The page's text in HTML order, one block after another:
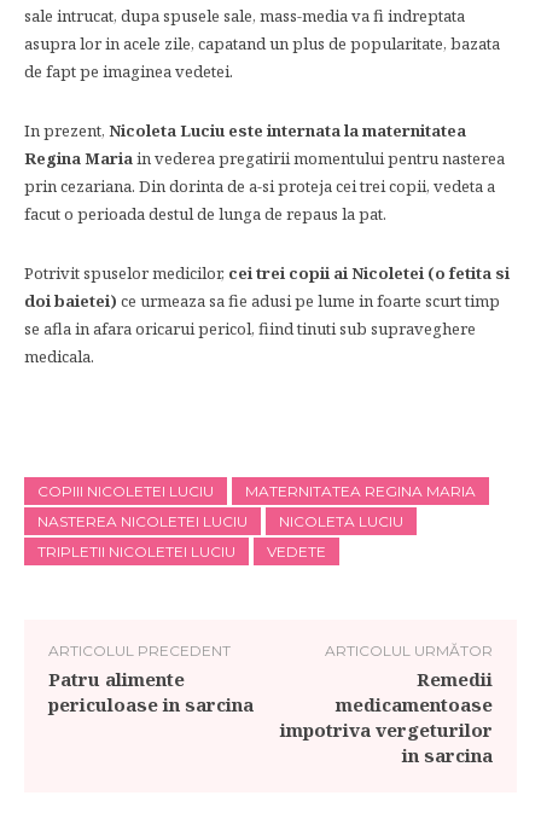
sale intrucat, dupa spusele sale, mass-media va fi indreptata
asupra lor in acele zile, capatand un plus de popularitate, bazata
de fapt pe imaginea vedetei.
In prezent, Nicoleta Luciu este internata la maternitatea
Regina Mariain vederea pregatirii momentului pentru nasterea
prin cezariana. Din dorinta de a-si proteja cei trei copii, vedeta a
facut o perioada destul de lunga de repaus la pat.
Potrivit spuselor medicilor, cei trei copii ai Nicoletei (o fetita si
doi baietei) ce urmeaza sa fie adusi pe lume in foarte scurt timp
se afla in afara oricarui pericol, fiind tinuti sub supraveghere
medicala.
COPIII NICOLETEI LUCIU
MATERNITATEA REGINA MARIA
NASTEREA NICOLETEI LUCIU
NICOLETA LUCIU
TRIPLETII NICOLETEI LUCIU
VEDETE
ARTICOLUL PRECEDENT
Patru alimente
periculoase in sarcina
ARTICOLUL URMĂTOR
Remedii
medicamentoase
impotriva vergeturilor
in sarcina